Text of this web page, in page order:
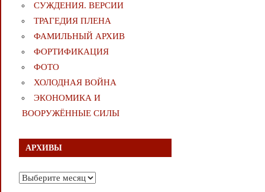
СУЖДЕНИЯ. ВЕРСИИ
ТРАГЕДИЯ ПЛЕНА
ФАМИЛЬНЫЙ АРХИВ
ФОРТИФИКАЦИЯ
ФОТО
ХОЛОДНАЯ ВОЙНА
ЭКОНОМИКА И
ВООРУЖЁННЫЕ СИЛЫ
АРХИВЫ
Архивы